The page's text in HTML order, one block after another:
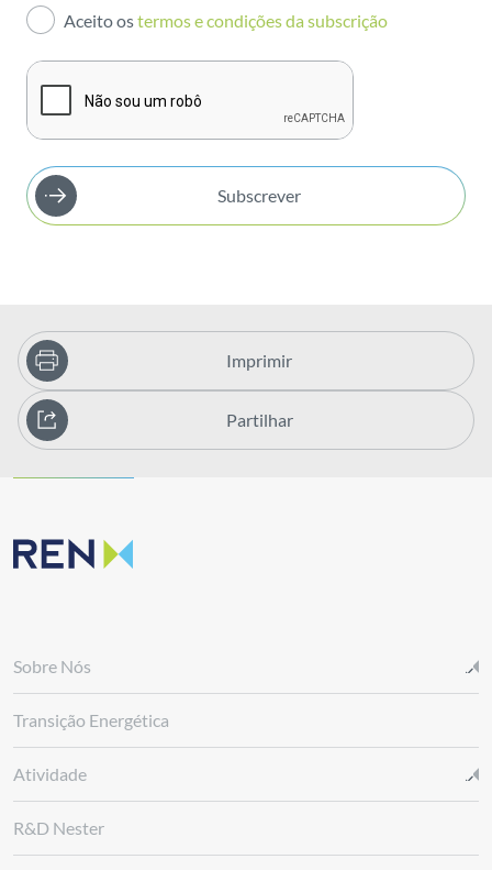
Publicações
Aceito ostermos e condições da subscrição
Subscrever
Imprimir
Partilhar
Sobre Nós
Transição Energética
Atividade
R&D Nester